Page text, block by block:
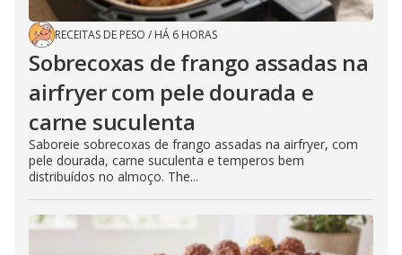
RECEITAS DE PESO / HÁ 6 HORAS
Sobrecoxas de frango assadas na
airfryer com pele dourada e
carne suculenta
Saboreie sobrecoxas de frango assadas na airfryer, com
pele dourada, carne suculenta e temperos bem
distribuídos no almoço. The...